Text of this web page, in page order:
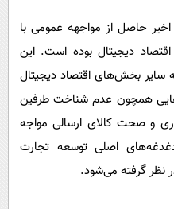
حاصل از مواجهه عمومی با
دیجیتال بوده است. این
سایر بخش‌های اقتصاد دیجیتال
همچون عدم شناخت طرفین
و صحت کالای ارسالی مواجه
اصلی توسعه تجارت
نظر گرفته می‌شود.